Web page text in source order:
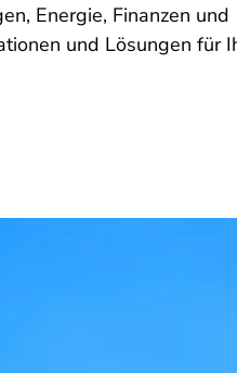
Energie, Finanzen und
und Lösungen für